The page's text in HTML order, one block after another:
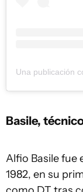
Basile,
Alfio Basile fue
1982, en su